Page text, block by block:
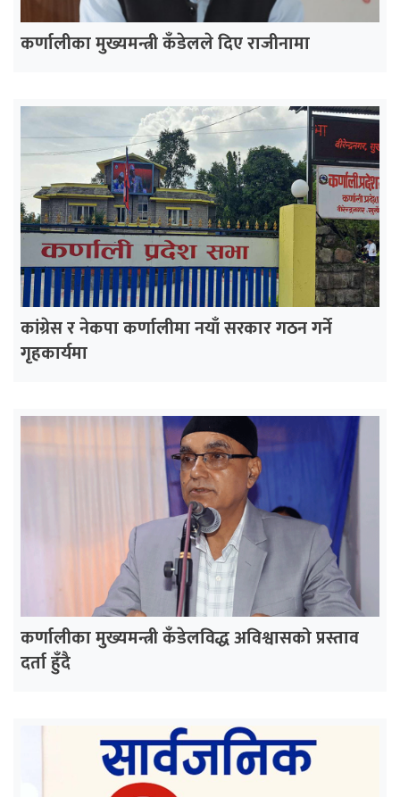
कर्णालीका मुख्यमन्त्री कँडेलले दिए राजीनामा
कांग्रेस र नेकपा कर्णालीमा नयाँ सरकार गठन गर्ने
गृहकार्यमा
कर्णालीका मुख्यमन्त्री कँडेलविद्ध अविश्वासको प्रस्ताव
दर्ता हुँदै